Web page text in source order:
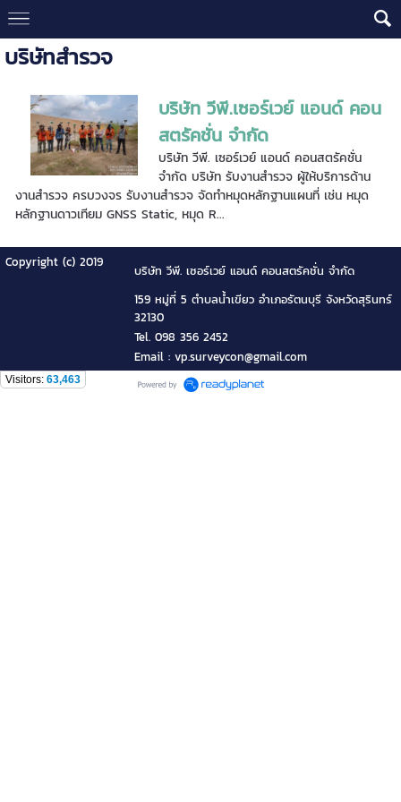
บริษัทสำรวจ
บริษัท วีพี.เซอร์เวย์ แอนด์ คอน
สตรัคชั่น จำกัด
บริษัท วีพี. เซอร์เวย์ แอนด์ คอนสตรัคชั่น
จำกัด บริษัท รับงานสำรวจ ผู้ให้บริการด้าน
งานสำรวจ ครบวงจร รับงานสำรวจ จัดทำหมุดหลักฐานแผนที่ เช่น หมุด
หลักฐานดาวเทียม GNSS Static, หมุด R...
Copyright (c) 2019
บริษัท วีพี. เซอร์เวย์ แอนด์ คอนสตรัคชั่น จำกัด
159 หมู่ที่ 5 ตำบลน้ำเขียว อำเภอรัตนบุรี จังหวัดสุรินทร์
32130
Tel. 098 356 2452
Email : vp.surveycon@gmail.com
Visitors: 63,463